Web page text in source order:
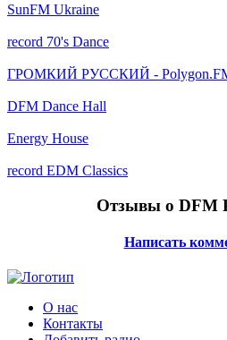
SunFM Ukraine
record 70's Dance
ГРОМКИЙ РУССКИЙ -
DFM Dance Hall
Energy House
record EDM Classics
Отзывы о DFM
Написать
О нас
Контакты